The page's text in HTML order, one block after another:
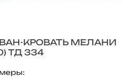
КРОВАТЬ МЕЛАНИ
ТД 334